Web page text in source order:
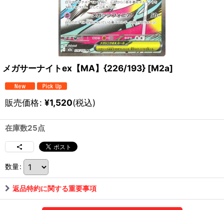
メガサーナイトex【MA】{226/193} [M2a]
販売価格: ¥1,520(税込)
在庫数25点
数量:
返品特約に関する重要事項